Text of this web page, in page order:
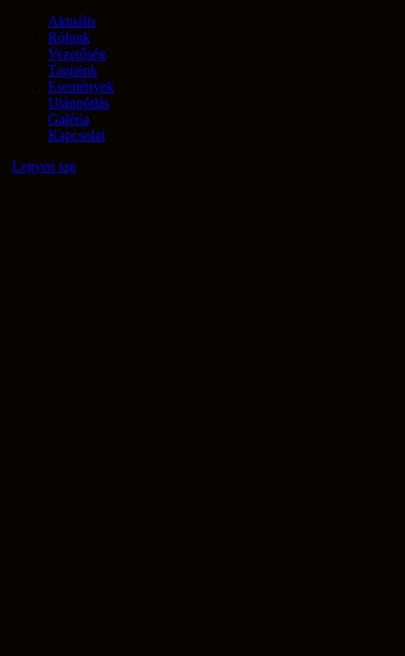
Aktuális
Rólunk
Vezetőség
Tagjaink
Események
Utánpótlás
Galéria
Kapcsolat
Legyen tag